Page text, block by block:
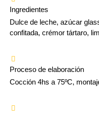
Ingredientes
Dulce de leche, azúcar
confitada, crémor tártaro,
Proceso de elaboración
Cocción 4hs a 75ºC,